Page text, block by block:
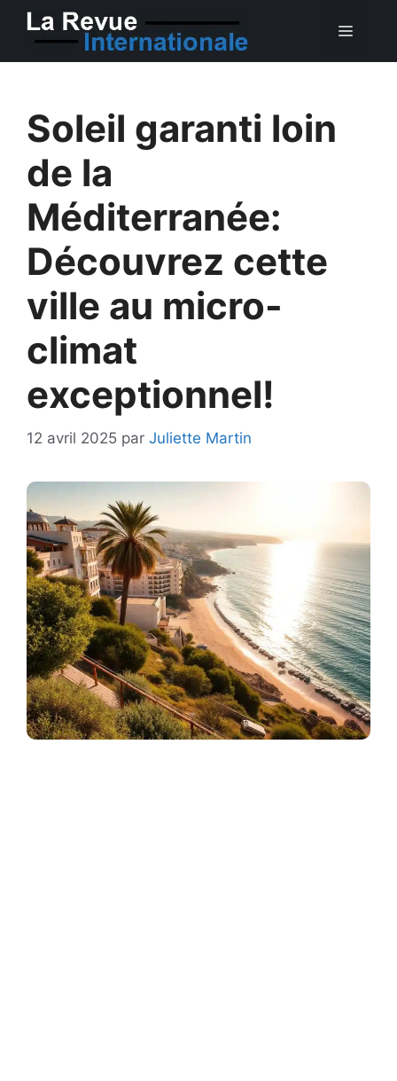
Aller
Soleil garanti loin
de la
Méditerranée:
Découvrez cette
ville au micro-
climat
exceptionnel!
12 avril 2025 par Juliette Martin